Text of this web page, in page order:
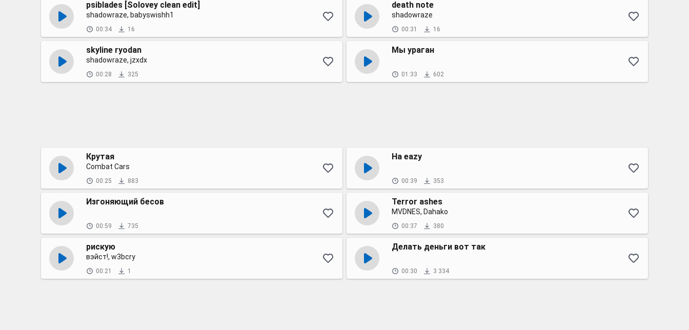
psiblades [Solovey clean edit]
shadowraze, babyswishh1
00:34 16
death note
shadowraze
00:31 16
skyline ryodan
shadowraze, jzxdx
00:28 325
Мы ураган
01:33 602
Крутая
Combat Cars
00:25 883
На eazy
00:39 353
Изгоняющий бесов
00:59 735
Terror ashes
MVDNES, Dahako
00:37 380
рискую
вэйст!, w3bcry
00:21 1
Делать деньги вот так
00:30 3 334